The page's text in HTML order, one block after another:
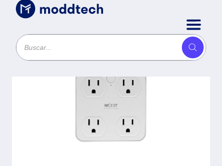
Uncategorized/Enchufe inteligente Wi-Fi / 110V
carga -